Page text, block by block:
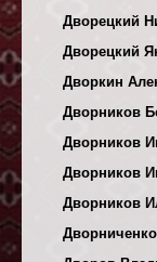
Дворецкий
Дворецкий
Дворкин
Дворников
Дворников
Дворников
Дворников